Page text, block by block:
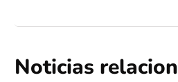
Noticias